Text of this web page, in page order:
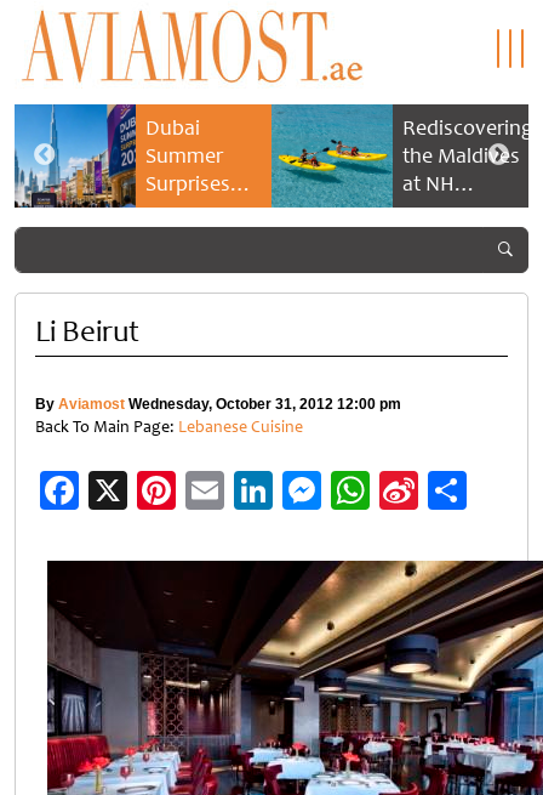
Dubai
Summer
Surprises
2026 returns
savings and
family
Rediscovering
the Maldives
at NH
Collection
Reethi Resort
Li Beirut
By Aviamost Wednesday, October 31, 2012 12:00 pm
Back To Main Page: Lebanese Cuisine
Facebook
X Pinterest
EmailLinkedIn
Messenger
WhatsApp
Sina